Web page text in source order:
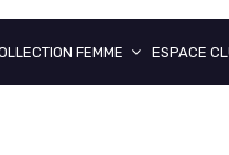
FEMME ESPACE